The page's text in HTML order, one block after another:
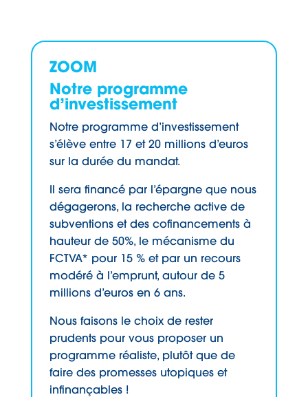
ZOOM
Notre programme
d’investissement
Notre programme d’investissement
s’élève entre 17 et 20 millions d’euros
sur la durée du mandat.
Il sera financé par l’épargne que nous
dégagerons, la recherche active de
subventions et des cofinancements à
hauteur de 50%, le mécanisme du
FCTVA* pour 15 % et par un recours
modéré à l’emprunt, autour de 5
millions d’euros en 6 ans.
Nous faisons le choix de rester
prudents pour vous proposer un
programme réaliste, plutôt que de
faire des promesses utopiques et
infinançables !